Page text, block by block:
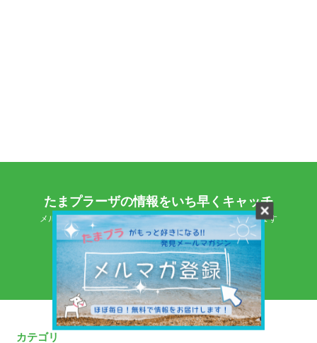
たまプラーザの情報をいち早くキャッチ
メルマガに登録するとたまプラーザのおすすめ情報が届きます
メルマガに登録
カテゴリ